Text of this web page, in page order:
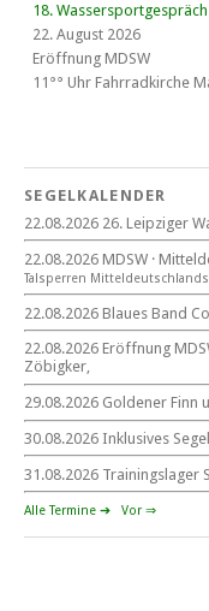
18. Wassersportgespräch
22. August 2026
Eröffnung MDSW
11°° Uhr Fahrrad­kirche
22. August
beim CYCM
für alle Segler am See
Mitteldeutsche
22. – 30. August 2026 in
Goldener Finn und FD
29. – 30. August 2026
beim SCHP auf der
SEGELKALENDER
22.08.2026 26. Leipziger
22.08.2026 MDSW ·
Tal­sperren Mittel­deut­sch­lands
22.08.2026 Blaues Band
22.08.2026 Eröffnung
Zöbigker,
29.08.2026 Goldener Finn
30.08.2026 Inklusives
31.08.2026 Trainingslager
Alle Termine ➔ Vor ⇒